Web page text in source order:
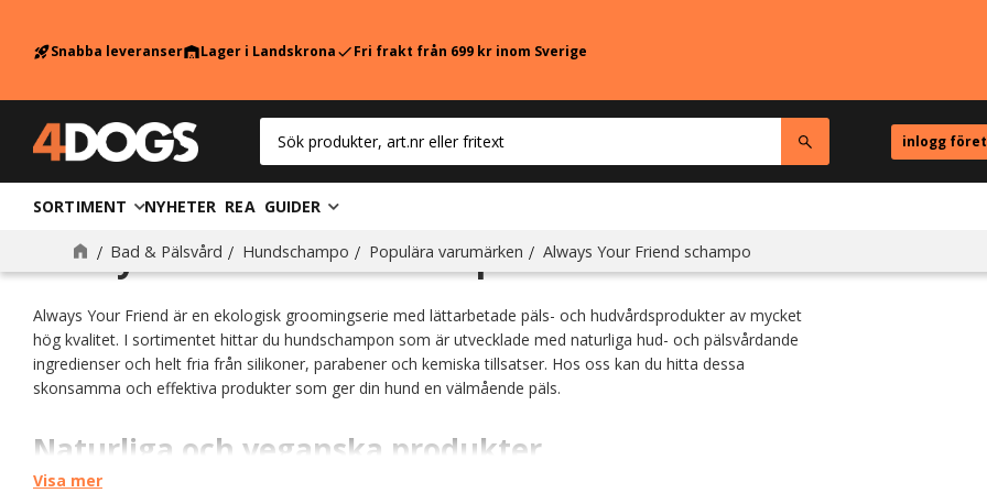
rocket_launchSnabba leveranserwarehouseLager i LandskronacheckFri frakt från 699 kr inom Sverige
inlogg
SORTIMENT NYHETER REA GUIDER
Bad & Pälsvård Hundschampo Populära varumärken Always Your Friend schampo
Always Your Friend schampo
Always Your Friend är en ekologisk groomingserie med lättarbetade päls- och hudvårdsprodukter av mycket
hög kvalitet. I sortimentet hittar du hundschampon som är utvecklade med naturliga hud- och pälsvårdande
ingredienser och helt fria från silikoner, parabener och kemiska tillsatser. Hos oss kan du hitta dessa
skonsamma och effektiva produkter som ger din hund en välmående päls.
Naturliga och veganska produkter
Visa mer